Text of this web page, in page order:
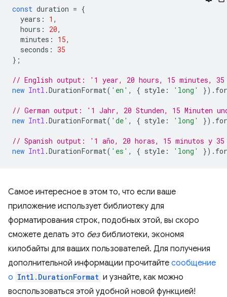
const duration = {
years : 1 ,
hours : 20,
minutes : 15,
seconds : 35
};
// English output: '1 year, 20 hours, 15 minutes, 35
new Intl .DurationFormat( 'en' , { style : 'long' }).
// German output: '1 Jahr, 20 Stunden, 15 Minuten
new Intl .DurationFormat( 'de' , { style : 'long' }).
// Spanish output: '1 año, 20 horas, 15 minutos y 35
new Intl .DurationFormat( 'es' , { style : 'long' }).
Самое интересное в этом то, что если ваше
приложение использует библиотеку для
форматирования строк, подобных этой, вы скоро
сможете делать это безбиблиотеки, экономя
килобайты для ваших пользователей. Для получения
дополнительной информации прочитайте сообщение
о Intl.DurationFormat и узнайте, как можно
воспользоваться этой удобной новой функцией!